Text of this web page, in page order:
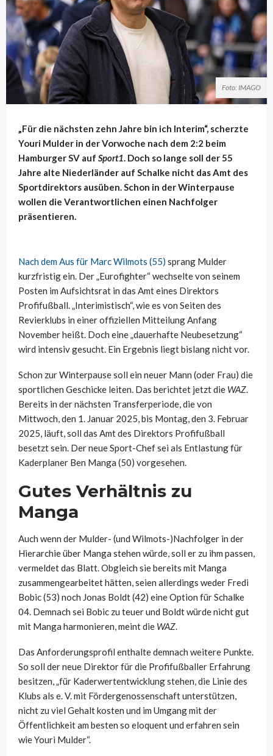
Foto: IMAGO
„Für die nächsten zehn Jahre bin ich Interim“, scherzte
Youri Mulder in der Vorwoche nach dem 2:2 beim
Hamburger SV auf Sport1. Doch so lange soll der 55
Jahre alte Niederländer auf Schalke nicht das Amt des
Sportdirektors ausüben. Schon in der Winterpause
wollen die Verantwortlichen einen Nachfolger
präsentieren.
Nach dem Aus für Marc Wilmots (55) sprang Mulder
kurzfristig ein. Der „Eurofighter“ wechselte von seinem
Posten im Aufsichtsrat in das Amt eines Direktors
Profifußball. „Interimistisch“, wie es von Seiten des
Revierklubs in einer offiziellen Mitteilung Anfang
November heißt. Doch eine „dauerhafte Neubesetzung“
wird intensiv gesucht. Ein Ergebnis liegt bislang nicht vor.
Schon zur Winterpause soll ein neuer Mann (oder Frau) die
sportlichen Geschicke leiten. Das berichtet jetzt die WAZ.
Bereits in der nächsten Transferperiode, die von
Mittwoch, den 1. Januar 2025, bis Montag, den 3. Februar
2025, läuft, soll das Amt des Direktors Profifußball
besetzt sein. Der neue Sport-Chef sei als Entlastung für
Kaderplaner Ben Manga (50) vorgesehen.
Gutes Verhältnis zu
Manga
Auch wenn der Mulder- (und Wilmots-)Nachfolger in der
Hierarchie über Manga stehen würde, soll er zu ihm passen,
vermeldet das Blatt. Obgleich sie bereits mit Manga
zusammengearbeitet hätten, seien allerdings weder Fredi
Bobic (53) noch Jonas Boldt (42) eine Option für Schalke
04. Demnach sei Bobic zu teuer und Boldt würde nicht gut
mit Manga harmonieren, meint die WAZ.
Das Anforderungsprofil enthalte demnach weitere Punkte.
So soll der neue Direktor für die Profifußballer Erfahrung
besitzen, „für Kaderwertentwicklung stehen, die Linie des
Klubs als e. V. mit Fördergenossenschaft unterstützen,
nicht zu viel Gehalt kosten und im Umgang mit der
Öffentlichkeit am besten so eloquent und erfahren sein
wie Youri Mulder“.